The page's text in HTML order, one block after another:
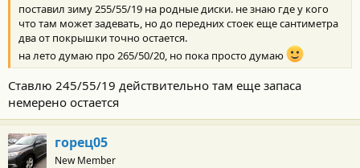
поставил зиму 255/55/19 на родные диски. не знаю где у кого
что там может задевать, но до передних стоек еще сантиметра
два от покрышки точно остается.
на лето думаю про 265/50/20, но пока просто думаю
Ставлю 245/55/19 действительно там еще запаса
немерено остается
горец05
New Member